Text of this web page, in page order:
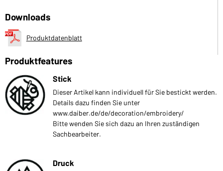
Downloads
Produktdatenblatt
Produktfeatures
Stick
Dieser Artikel kann individuell für Sie bestickt werden.
Details dazu finden Sie unter
www.daiber.de/de/decoration/embroidery/
Bitte wenden Sie sich dazu an Ihren zuständigen
Sachbearbeiter.
Druck